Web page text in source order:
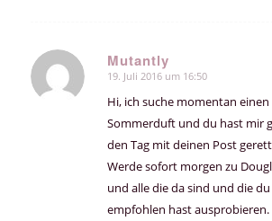
Mutantly
sagte:
19. Juli 2016 um 16:50
Hi, ich suche momentan einen
Sommerduft und du hast mir
den Tag mit deinen Post
Werde sofort morgen zu
und alle die da sind und die du
empfohlen hast ausprobieren.